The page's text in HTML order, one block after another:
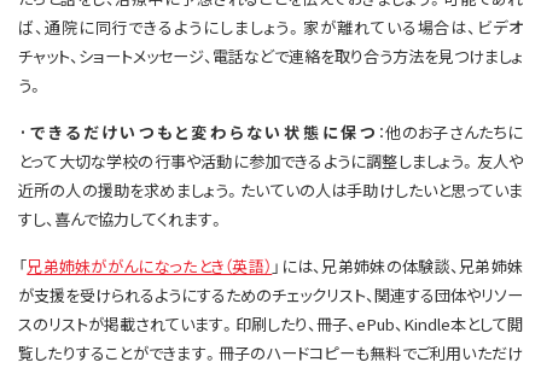
ば、通院に同行できるようにしましょう。家が離れている場合は、ビデオ
チャット、ショートメッセージ、電話などで連絡を取り合う方法を見つけましょ
う。
·できるだけいつもと変わらない状態に保つ ：他のお子さんたちに
とって大切な学校の行事や活動に参加できるように調整しましょう。友人や
近所の人の援助を求めましょう。たいていの人は手助けしたいと思っていま
すし、喜んで協力してくれます。
「兄弟姉妹ががんになったとき（英語） 」には、兄弟姉妹の体験談、兄弟姉妹
が支援を受けられるようにするためのチェックリスト、関連する団体やリソー
スのリストが掲載されています。印刷したり、冊子、ePub、Kindle本として閲
覧したりすることができます。冊子のハードコピーも無料でご利用いただけ